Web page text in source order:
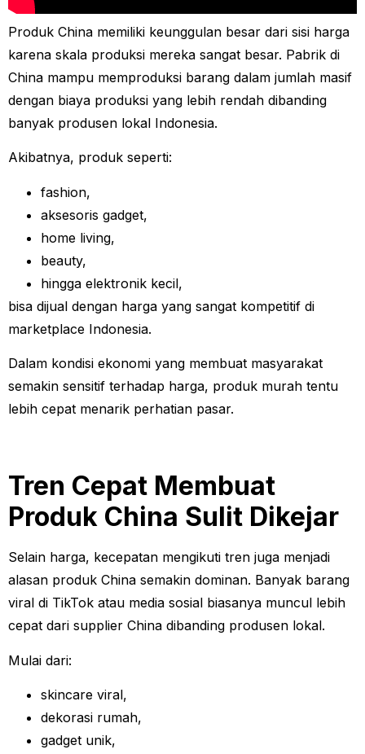
Produk China memiliki keunggulan besar dari sisi harga
karena skala produksi mereka sangat besar. Pabrik di
China mampu memproduksi barang dalam jumlah masif
dengan biaya produksi yang lebih rendah dibanding
banyak produsen lokal Indonesia.
Akibatnya, produk seperti:
fashion,
aksesoris gadget,
home living,
beauty,
hingga elektronik kecil,
bisa dijual dengan harga yang sangat kompetitif di
marketplace Indonesia.
Dalam kondisi ekonomi yang membuat masyarakat
semakin sensitif terhadap harga, produk murah tentu
lebih cepat menarik perhatian pasar.
Tren Cepat Membuat
Produk China Sulit Dikejar
Selain harga, kecepatan mengikuti tren juga menjadi
alasan produk China semakin dominan. Banyak barang
viral di TikTok atau media sosial biasanya muncul lebih
cepat dari supplier China dibanding produsen lokal.
Mulai dari:
skincare viral,
dekorasi rumah,
gadget unik,